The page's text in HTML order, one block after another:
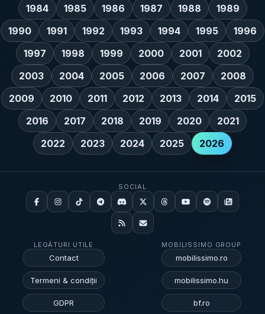
1984
1985 1986 1987 1988
1989
1990
1991 1992 1993 1994 1995
1996
1997
1998 1999 2000 2001
2002
2003
2004 2005 2006 2007
2008
2009
2010 2011 2012 2013 2014
2015
2016
2017 2018 2019 2020
2021
2022
2023 2024 2025 2026
LEGĂTURI UTILE
Contact
Termeni & condiții
GDPR
SOCIAL
MOBILISSIMO GROUP
mobilissimo.ro
mobilissimo.hu
bf.ro